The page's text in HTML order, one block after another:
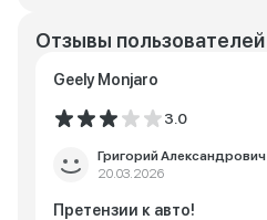
Отзывы пользователей
Geely Monjaro
3.0
Григорий Александрович
20.03.2026
Претензии к авто!